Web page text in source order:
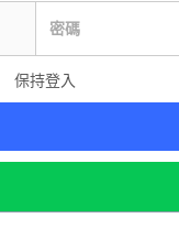
保持登入